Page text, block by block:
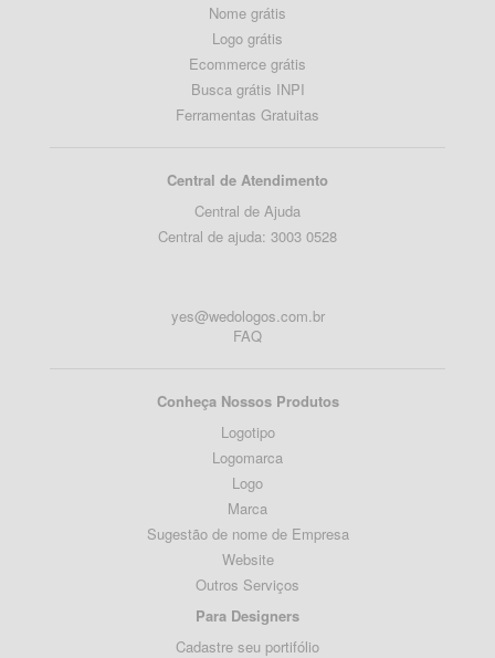
Nome grátis
Logo grátis
Ecommerce grátis
Busca grátis INPI
Ferramentas Gratuitas
Central de Atendimento
Central de Ajuda
Central de ajuda: 3003 0528
yes@wedologos.com.br
FAQ
Conheça Nossos Produtos
Logotipo
Logomarca
Logo
Marca
Sugestão de nome de Empresa
Website
Outros Serviços
Para Designers
Cadastre seu portifólio